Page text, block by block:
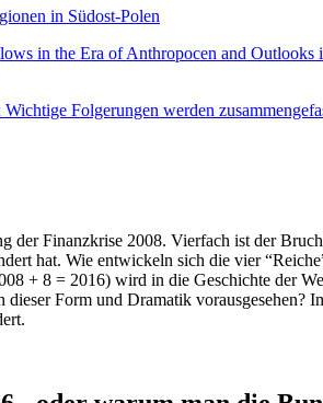
in Südost-Polen
in the Era of Anthropocen and
Folgerungen werden
der Finanzkrise 2008. Vierfach ist der
hat. Wie entwickeln sich die vier
+ 8 = 2016) wird in die Geschichte der
Form und Dramatik